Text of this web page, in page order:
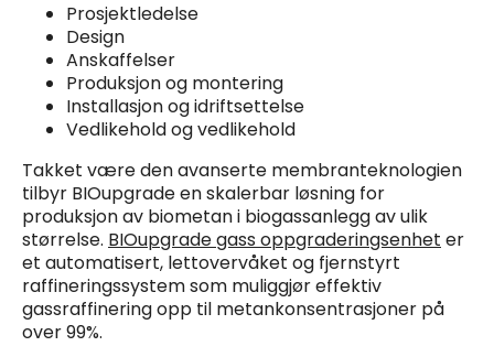
Prosjektledelse
Design
Anskaffelser
Produksjon og montering
Installasjon og idriftsettelse
Vedlikehold og vedlikehold
Takket være den avanserte membranteknologien
tilbyr BIOupgrade en skalerbar løsning for
produksjon av biometan i biogassanlegg av ulik
størrelse. BIOupgrade gass oppgraderingsenhet er
et automatisert, lettovervåket og fjernstyrt
raffineringssystem som muliggjør effektiv
gassraffinering opp til metankonsentrasjoner på
over 99%.